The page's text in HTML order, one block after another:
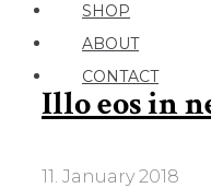
SHOP
ABOUT
CONTACT
Illo eos in
11. January 2018